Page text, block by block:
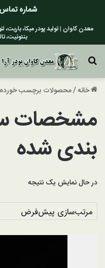
شماره
معدن کاوان | تولید پودر میکا، باریت،
بنتونیت،
جستجو برای
خانه/محصولات برچسب
مشخصات
بندی شده
در حال نمایش یک نتیجه